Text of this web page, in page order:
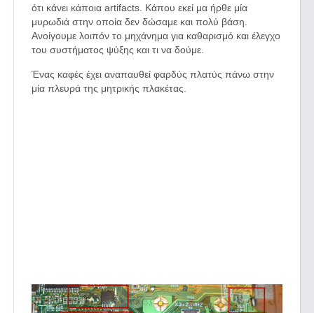
ότι κάνει κάποια artifacts. Κάπου εκεί μα ήρθε μία
μυρωδιά στην οποία δεν δώσαμε και πολύ βάση.
Ανοίγουμε λοιπόν το μηχάνημα για καθαρισμό και έλεγχο
του συστήματος ψύξης και τι να δούμε.
Ένας καφές έχει αναπαυθεί φαρδύς πλατύς πάνω στην
μία πλευρά της μητρικής πλακέτας.